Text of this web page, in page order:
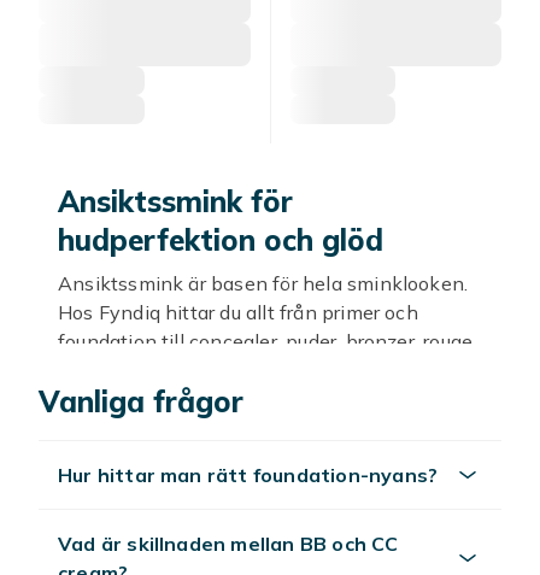
Ansiktssmink för
hudperfektion och glöd
Ansiktssmink är basen för hela sminklooken.
Hos Fyndiq hittar du allt från primer och
foundation till concealer, puder, bronzer, rouge
Sortimentet passar alla hudtyper och
krämer för en naturlig look.
Foundation, concealer och puder
Vanliga frågor
Hur hittar man rätt foundation-nyans?
Vad är skillnaden mellan BB och CC